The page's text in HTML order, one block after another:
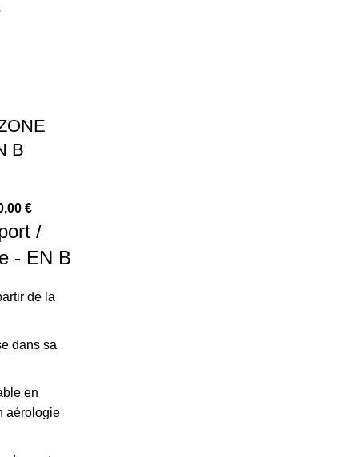
B
€
/
- EN B
de la
dans sa
en
aérologie